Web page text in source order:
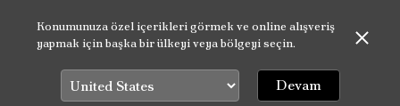
Konumunuza özel içerikleri görmek ve online alışveriş
yapmak için başka bir ülkeyi veya bölgeyi seçin.
Devam